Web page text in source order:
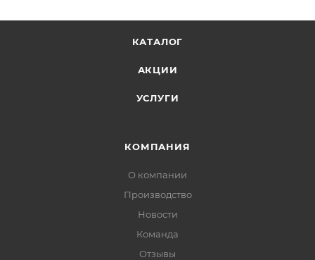
КАТАЛОГ
АКЦИИ
УСЛУГИ
КОМПАНИЯ
О компании
Производство
Новости
Команда
Отзывы